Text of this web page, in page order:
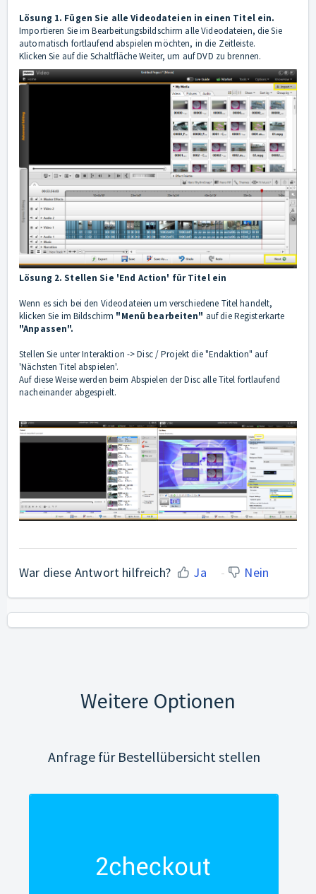
Lösung 1. Fügen Sie alle Videodateien in einen Titel ein.
Importieren Sie im Bearbeitungsbildschirm alle Videodateien, die Sie
automatisch fortlaufend abspielen möchten, in die Zeitleiste.
Klicken Sie auf die Schaltfläche Weiter, um auf DVD zu brennen.
Lösung 2. Stellen Sie 'End Action' für Titel ein
Wenn es sich bei den Videodateien um verschiedene Titel handelt,
klicken Sie im Bildschirm "Menü bearbeiten" auf die Registerkarte
"Anpassen".
Stellen Sie unter Interaktion -> Disc / Projekt die "Endaktion" auf
'Nächsten Titel abspielen'.
Auf diese Weise werden beim Abspielen der Disc alle Titel fortlaufend
nacheinander abgespielt.
War diese Antwort hilfreich? Ja Nein
Weitere Optionen
Anfrage für Bestellübersicht stellen